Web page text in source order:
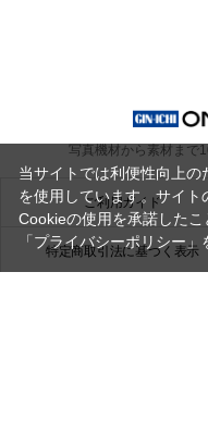
写真機材から素材まで
ご利用ガイド
特定商取引法に基づく表示
当サイトでは利便性向上
を使用しています。サイト
Cookieの使用を承諾した
「プライバシーポリシー」